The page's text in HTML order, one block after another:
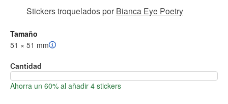
alMediaGraphic 25
Stickers troqueladospor Bianca Eye Poetry
Tamaño
51 × 51 mm
Cantidad
Ahorra un 60% al añadir 4 stickers